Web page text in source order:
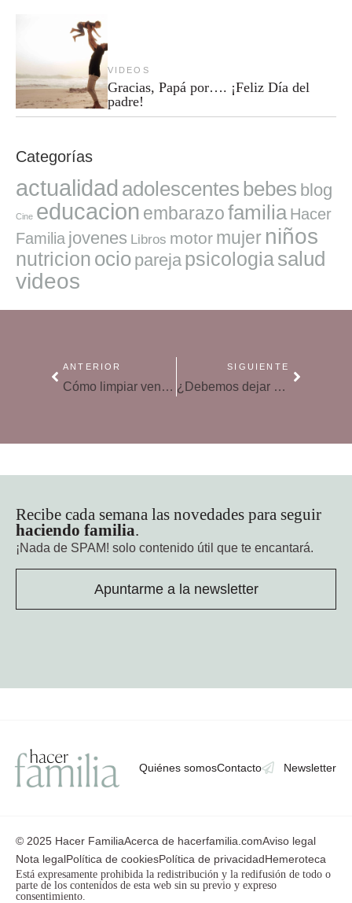
VIDEOS
Gracias, Papá por…. ¡Feliz Día del
padre!
Categorías
actualidad adolescentes bebes blog
Cine educacion embarazofamilia Hacer
Familia jovenes Libros motor mujer niños
nutricion ocio pareja psicologiasalud
videos
ANTERIOR
Cómo limpiar ventanas y cristales a fondo
SIGUIENTE
¿Debemos dejar entrar una mascota en casa?
Recibe cada semana las novedades para seguir
haciendo familia.
¡Nada de SPAM! solo contenido útil que te encantará.
Apuntarme a la newsletter
Quiénes somosContacto Newsletter
© 2025 Hacer FamiliaAcerca de hacerfamilia.comAviso legal
Nota legalPolítica de cookiesPolítica de privacidadHemeroteca
Está expresamente prohibida la redistribución y la redifusión de todo o
parte de los contenidos de esta web sin su previo y expreso
consentimiento.